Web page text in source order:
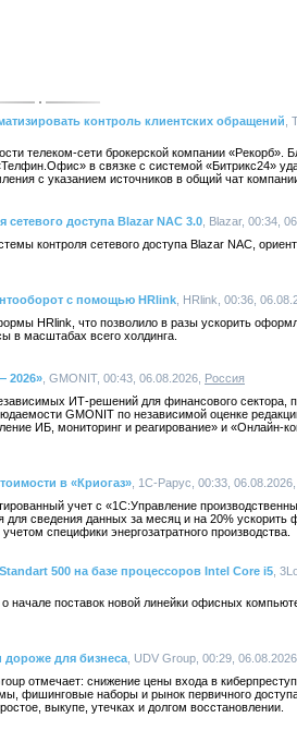
контроль клиентских обращений ,
телеком-сети брокерской компании «Рекорб».
в связке с системой «Битрикс24»
с указанием источников в общий чат
доступа Blazar NAC 3.0 , Blazar, 00:34,
контроля сетевого доступа Blazar NAC,
с помощью HRlink , HRlink, 00:36,
HRlink, что позволило в разы ускорить
в масштабах всего холдинга.
2026» , GMONIT, 00:43, 06.08.2026, Россия
ИТ-решений для финансового сектора,
GMONIT по независимой оценке
ИБ, мониторинг и реагирование» и «Онлайн-
в «Криогаз» , 1С-Рарус, 00:33, 06.08.2026,
учет с «1С:Управление
для сведения данных за месяц и на 20% ускорить
специфики энергозатратного производства.
500 на базе процессоров Intel Core i5 ,
поставок новой линейки офисных
дороже для бизнеса , UDV Group, 00:29, 06.08.2026,
отмечает: снижение цены входа в
фишинговые наборы и рынок первичного
выкупе, утечках и долгом восстановлении.